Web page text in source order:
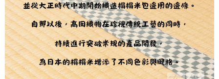
３．未成年的使用者請事先徵得法定代理人或監護人之同意方可使用
「AFTEE先享後付」，若未經同意申辦者引起之損失，本公司不負相關責
任。
４．使用「AFTEE先享後付」時，將依據個別帳號之用戶狀況，依本公司即
時審查核予不同之上限額度；若仍有額度不足之情形，本公司將視審查結果
請求用戶進行身份認證。
５．嚴禁一人註冊多個帳號或使用他人資訊註冊。若發現惡意使用之情形，
恩沛科技股份有限公司將有權停止該用戶之使用額度並採取法律行動。